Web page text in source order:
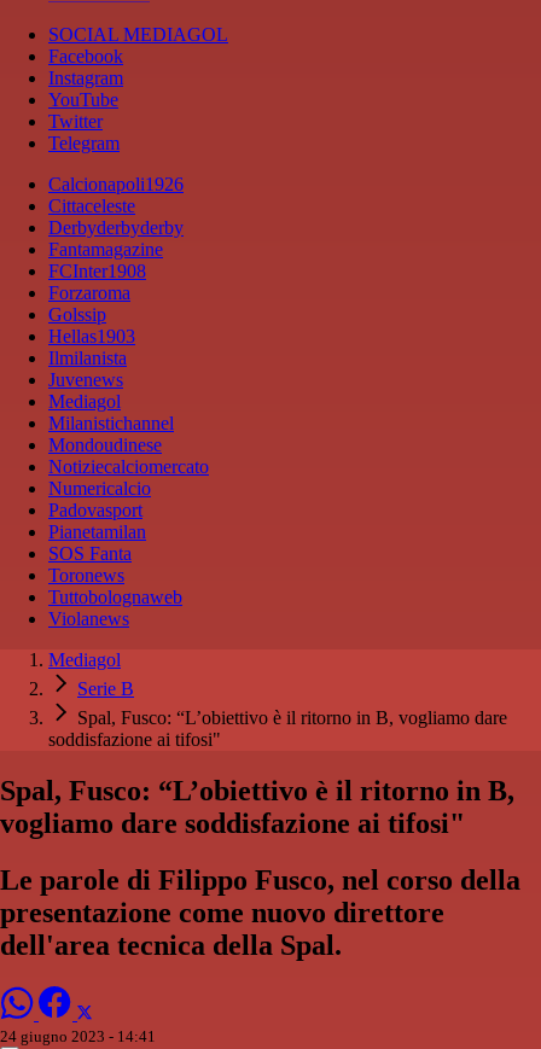
SOCIAL MEDIAGOL
Facebook
Instagram
YouTube
Twitter
Telegram
Calcionapoli1926
Cittaceleste
Derbyderbyderby
Fantamagazine
FCInter1908
Forzaroma
Golssip
Hellas1903
Ilmilanista
Juvenews
Mediagol
Milanistichannel
Mondoudinese
Notiziecalciomercato
Numericalcio
Padovasport
Pianetamilan
SOS Fanta
Toronews
Tuttobolognaweb
Violanews
Mediagol
Serie B
Spal, Fusco: “L’obiettivo è il ritorno in B, vogliamo dare
soddisfazione ai tifosi"
Spal, Fusco: “L’obiettivo è il ritorno in B,
vogliamo dare soddisfazione ai tifosi"
Le parole di Filippo Fusco, nel corso della
presentazione come nuovo direttore
dell'area tecnica della Spal.
24 giugno 2023 - 14:41